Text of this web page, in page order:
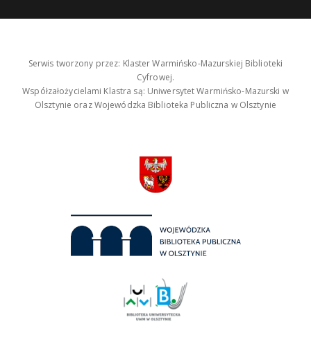
Serwis tworzony przez: Klaster Warmińsko-Mazurskiej Biblioteki
Cyfrowej.
Współzałożycielami Klastra są: Uniwersytet Warmińsko-Mazurski w
Olsztynie oraz Wojewódzka Biblioteka Publiczna w Olsztynie